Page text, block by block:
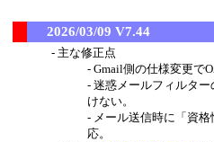
2026/03/09 V7.44
主な修正点
Gmail側の仕様変更で
迷惑メールフィルタ
けない。
メール送信時に「資
応。